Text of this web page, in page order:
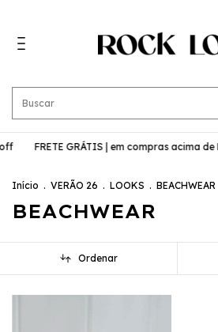
FRETE GRÁTIS | em compras acima de
Início . VERÃO 26 . LOOKS . BEACHWEAR
BEACHWEAR
Ordenar